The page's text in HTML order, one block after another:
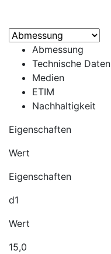
Abmessung
Technische Daten
Medien
ETIM
Nachhaltigkeit
Eigenschaften
Wert
Eigenschaften
d1
Wert
15,0